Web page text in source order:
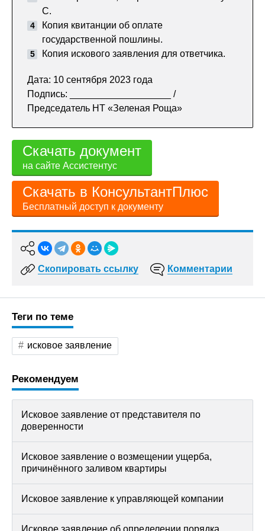
С.
Копия квитанции об оплате
государственной пошлины.
Копия искового заявления для ответчика.
Дата: 10 сентября 2023 года
Подпись: ___________________ /
Председатель НТ «Зеленая Роща»
Скачать документ
на сайте Ассистентус
Скачать в КонсультантПлюс
Бесплатный доступ к документу
Скопировать ссылку Комментарии
Теги по теме
исковое заявление
Рекомендуем
Исковое заявление от представителя по
доверенности
Исковое заявление о возмещении ущерба,
причинённого заливом квартиры
Исковое заявление к управляющей компании
Исковое заявление об определении порядка